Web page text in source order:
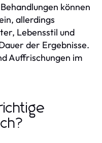
können
allerdings
Lebensstil und
der Ergebnisse.
Auffrischungen im